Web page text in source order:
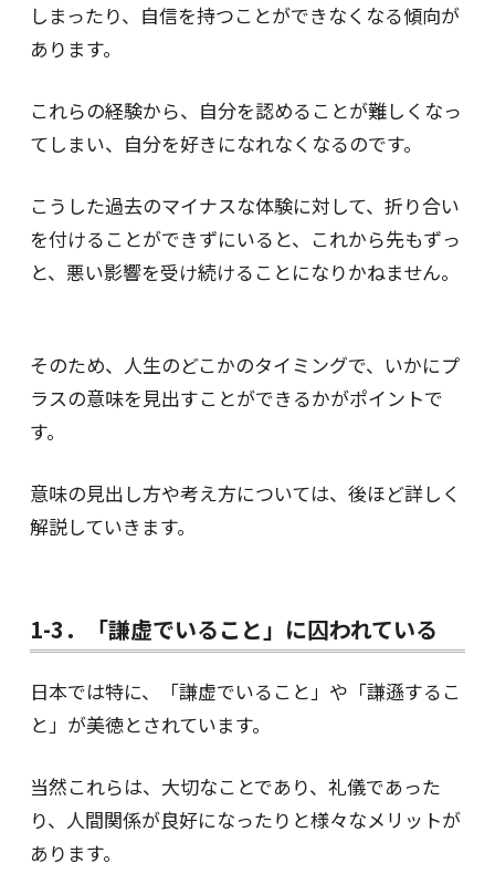
しまったり、自信を持つことができなくなる傾向が
あります。
これらの経験から、自分を認めることが難しくなっ
てしまい、自分を好きになれなくなるのです。
こうした過去のマイナスな体験に対して、折り合い
を付けることができずにいると、これから先もずっ
と、悪い影響を受け続けることになりかねません。
そのため、人生のどこかのタイミングで、いかにプ
ラスの意味を見出すことができるかがポイントで
す。
意味の見出し方や考え方については、後ほど詳しく
解説していきます。
1-3．「謙虚でいること」に囚われている
日本では特に、「謙虚でいること」や「謙遜するこ
と」が美徳とされています。
当然これらは、大切なことであり、礼儀であった
り、人間関係が良好になったりと様々なメリットが
あります。